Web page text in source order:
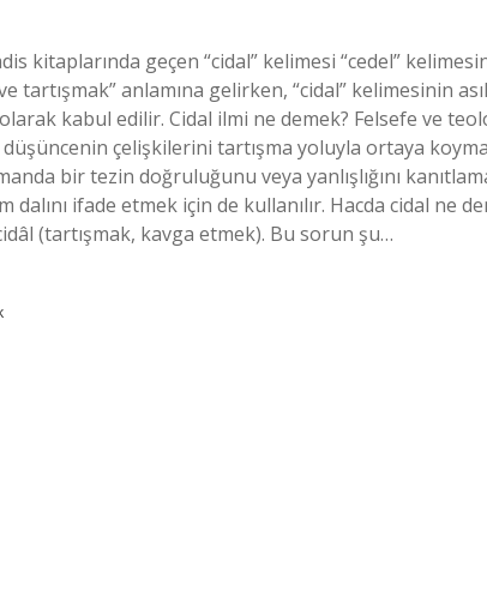
kitaplarında geçen “cidal” kelimesi “cedel”
anlamına gelirken, “cidal” kelimesinin asıl
kabul edilir. Cidal ilmi ne demek? Felsefe ve
çelişkilerini tartışma yoluyla ortaya
bir tezin doğruluğunu veya yanlışlığını
dalını ifade etmek için de kullanılır. Hacda cidal ne
(tartışmak, kavga etmek). Bu sorun şu…